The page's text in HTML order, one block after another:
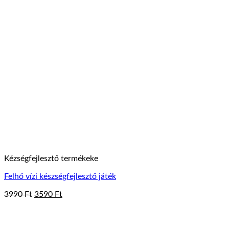
Kézségfejlesztő termékeke
Felhő vízi készségfejlesztő játék
3990Ft Original
3590 FtCurrent